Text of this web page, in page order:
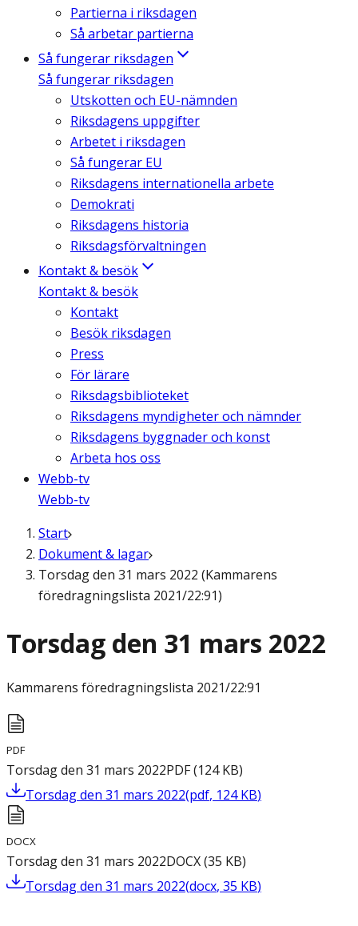
Partierna i riksdagen
Så arbetar partierna
Så fungerar riksdagen
Så fungerar riksdagen
Utskotten och EU-nämnden
Riksdagens uppgifter
Arbetet i riksdagen
Så fungerar EU
Riksdagens internationella arbete
Demokrati
Riksdagens historia
Riksdagsförvaltningen
Kontakt & besök
Kontakt & besök
Kontakt
Besök riksdagen
Press
För lärare
Riksdagsbiblioteket
Riksdagens myndigheter och nämnder
Riksdagens byggnader och konst
Arbeta hos oss
Webb-tv
Webb-tv
Start
Dokument & lagar
Torsdag den 31 mars 2022 (Kammarens
föredragningslista 2021/22:91)
Torsdag den 31 mars 2022
Kammarens föredragningslista 2021/22:91
PDF
Torsdag den 31 mars 2022PDF(124 KB)
Torsdag den 31 mars 2022(pdf, 124 KB)
DOCX
Torsdag den 31 mars 2022DOCX(35 KB)
Torsdag den 31 mars 2022(docx, 35 KB)